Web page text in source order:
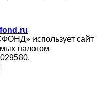
использует сайт
налогом